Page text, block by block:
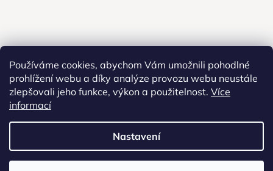
Používáme cookies, abychom Vám umožnili pohodlné
prohlížení webu a díky analýze provozu webu neustále
zlepšovali jeho funkce, výkon a použitelnost. Více
informací
Nastavení
Nakupujte na Diamondi bezpečně a bez obav. Díky HTTPS
podobě.